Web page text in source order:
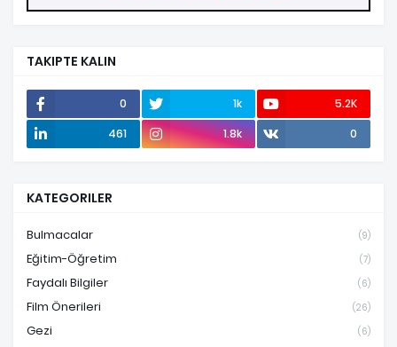
TAKIPTE KALIN
0 1k
5.2K
461
1.8k 0
KATEGORILER
Bulmacalar (9)
Eğitim-Öğretim (7)
Faydalı Bilgiler (6)
Film Önerileri (26)
Gezi (6)